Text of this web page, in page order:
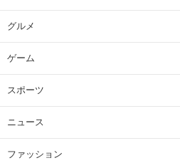
グルメ
ゲーム
スポーツ
ニュース
ファッション